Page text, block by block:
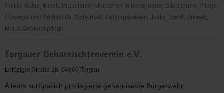
Politik, Kultur, Musik, Brauchtum, Menschen in besonderen Situationen, Pflege,
Fürsorge und Selbsthilfe, Sicherheit, Rettungswesen, Justiz, Sport, Umwelt,
Natur, Denkmalpflege
TORGAU
e.
Torgauer Geharnischtenverein e.V.
Leipziger Straße 28, 04860 Torgau
Älteste kurfürstlich privilegierte geharnischte Bürgerwehr